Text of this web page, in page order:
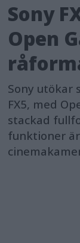
Sony
Open
Sony utökar
FX5, med
stackad
funktioner